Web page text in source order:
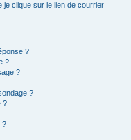
je clique sur le lien de courrier
?
?
?
?
?
?